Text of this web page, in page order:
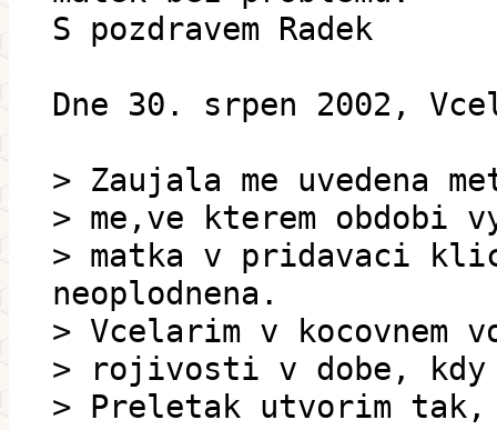
S pozdravem Radek
Dne 30. srpen 2002,
> Zaujala me uvedena
> me,ve kterem obdobi
> matka v pridavaci
neoplodnena.
> Vcelarim v kocovnem
> rojivosti v dobe, kdy
> Preletak utvorim tak,